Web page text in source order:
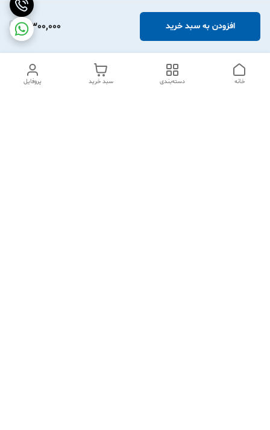
3,300,000 افزودن به سبد خرید
پروفایل سبد خرید دسته‌بندی خانه